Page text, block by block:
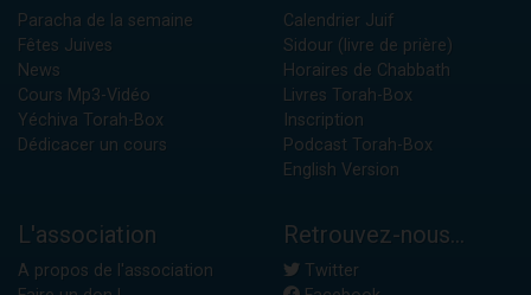
Paracha de la semaine
Fêtes Juives
News
Cours Mp3-Vidéo
Yéchiva Torah-Box
Dédicacer un cours
Calendrier Juif
Sidour (livre de prière)
Horaires de Chabbath
Livres Torah-Box
Inscription
Podcast Torah-Box
English Version
L'association
A propos de l'association
Retrouvez-nous...
Twitter